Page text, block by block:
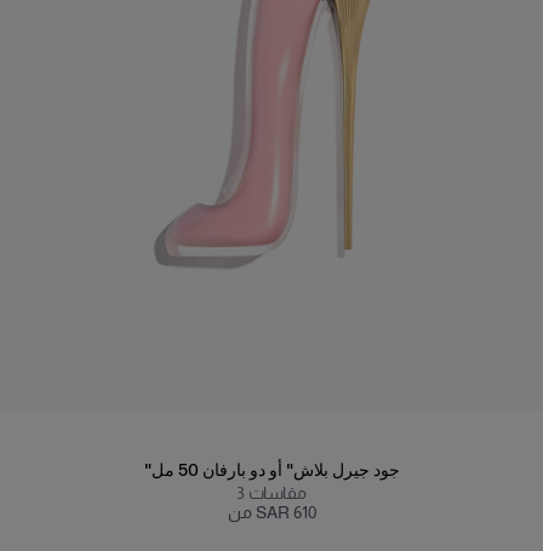
"جود جيرل بلاش" أو دو بارفان 50 مل
3 مقاسات
من SAR 610